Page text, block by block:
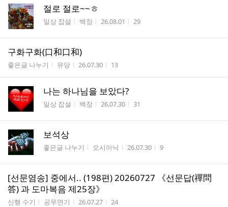
절로 절로~~ㅎ
게시판명
일상 잡설 작성자
백장 작성시간
26.08.01 조회수
29
구화구화(口和口和)
게시판명
좋은글 나누기 작성자
유당 작성시간
26.07.30 조회수
13
나는 하나님을 보았다?
게시판명
일상 잡설 작성자
백장 작성시간
26.07.30 조회수
31
보석상
게시판명
좋은글 나누기 작성자
오시아닉 작성시간
26.07.30 조회수
9
[선문염송] 중에서.. (198편) 20260727 《선문답(禪問
答) 과 도마복음 제25장》
게시판명
신행 수기 작성자
공무연기 작성시간
26.07.27 조회수
24